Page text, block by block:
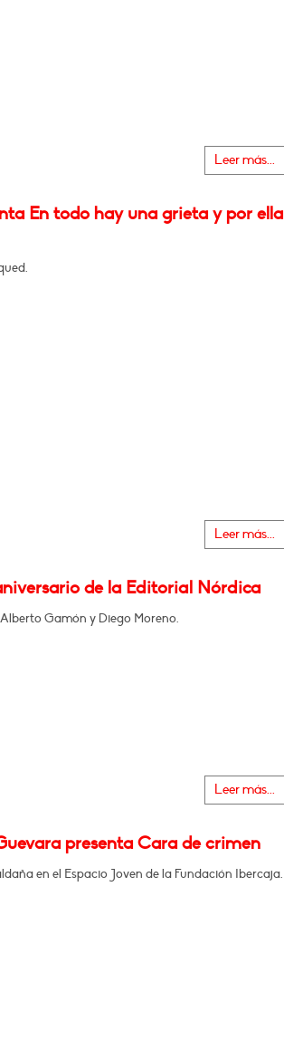
Leer más...
En todo hay una grieta y por ella
Leer más...
de la Editorial Nórdica
Gamón y Diego Moreno.
Leer más...
presenta Cara de crimen
en el Espacio Joven de la Fundación Ibercaja.